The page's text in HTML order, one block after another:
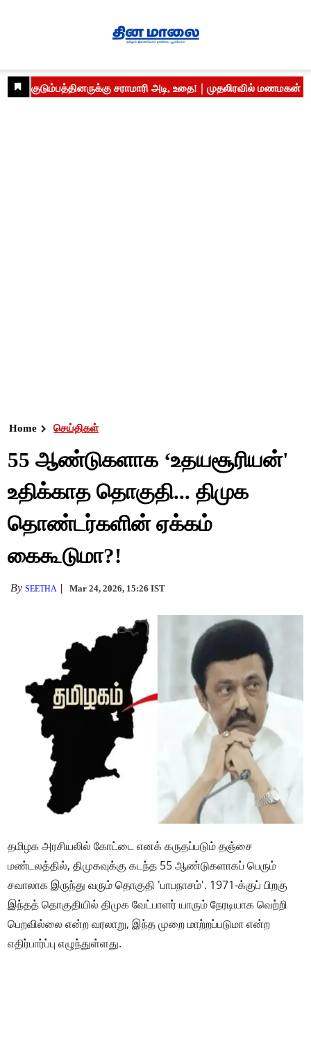
Home செய்திகள்
55 ஆண்டுகளாக ‘உதயசூரியன்'
உதிக்காத தொகுதி... திமுக
தொண்டர்களின் ஏக்கம்
கைகூடுமா?!
BySEETHA Mar 24, 2026, 15:26 IST
தமிழக அரசியலில் கோட்டை எனக் கருதப்படும் தஞ்சை
மண்டலத்தில், திமுகவுக்கு கடந்த 55 ஆண்டுகளாகப் பெரும்
சவாலாக இருந்து வரும் தொகுதி 'பாபநாசம்'. 1971-க்குப் பிறகு
இந்தத் தொகுதியில் திமுக வேட்பாளர் யாரும் நேரடியாக வெற்றி
பெறவில்லை என்ற வரலாறு, இந்த முறை மாற்றப்படுமா என்ற
எதிர்பார்ப்பு எழுந்துள்ளது.